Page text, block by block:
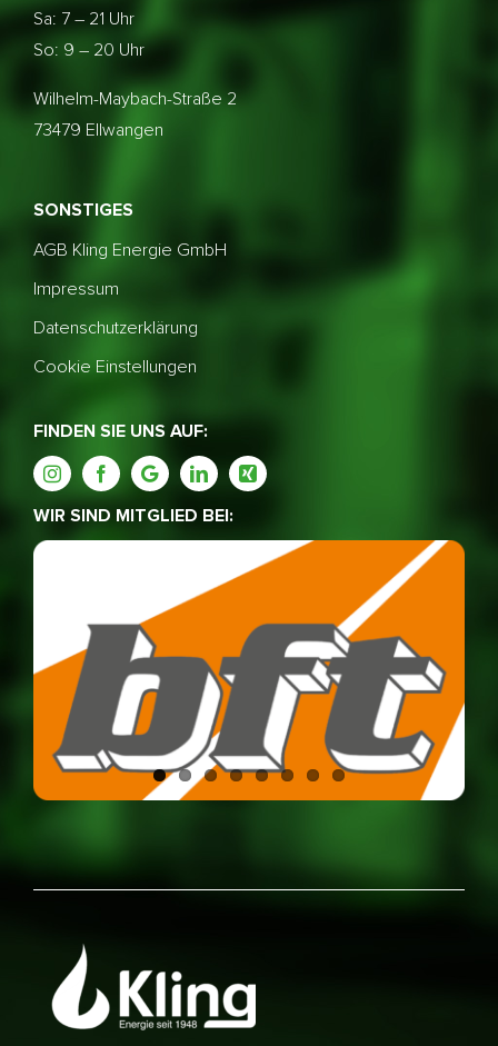
Sa: 7 – 21 Uhr
So: 9 – 20 Uhr
Wilhelm-Maybach-Straße 2
73479 Ellwangen
SONSTIGES
AGB Kling Energie GmbH
Impressum
Datenschutzerklärung
Cookie Einstellungen
FINDEN SIE UNS AUF:
WIR SIND MITGLIED BEI: